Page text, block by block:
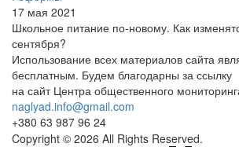
17 мая 2021
Школьное питание по-новому. Как
сентября?
Использование всех материалов сайта
бесплатным. Будем благодарны за ссылку
на сайт Центра общественного
naglyad.info@gmail.com
+380 63 987 96 24
Copyright © 2026 All Rights Reserved.